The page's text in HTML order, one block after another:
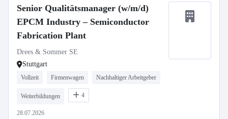
Senior Qualitätsmanager (w/m/d)
EPCM Industry – Semiconductor
Fabrication Plant
Drees & Sommer SE
Stuttgart
Vollzeit Firmenwagen Nachhaltiger Arbeitgeber
Weiterbildungen 4
28.07.2026